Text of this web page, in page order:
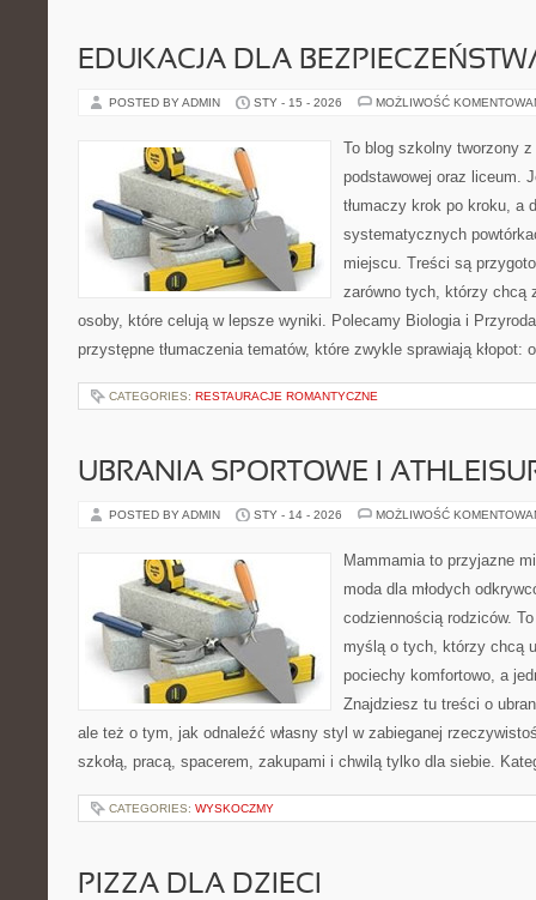
EDUKACJA DLA
POSTED BY ADMIN STY - 15 - 2026 MOŻLIWOŚĆ
To blog szkolny tworzony
podstawowej oraz liceum.
tłumaczy krok po kroku, a
systematycznych
miejscu. Treści są
zarówno tych, którzy chcą
osoby, które celują w lepsze wyniki. Polecamy Biologia i
przystępne tłumaczenia tematów, które zwykle sprawiają
CATEGORIES: RESTAURACJE ROMANTYCZNE
UBRANIA SPORTOWE I
POSTED BY ADMIN STY - 14 - 2026 MOŻLIWOŚĆ
Mammamia to przyjazne
moda dla młodych
codziennością rodziców.
myślą o tych, którzy chcą
pociechy komfortowo, a
Znajdziesz tu treści o
ale też o tym, jak odnaleźć własny styl w zabieganej
szkołą, pracą, spacerem, zakupami i chwilą tylko dla siebie.
CATEGORIES: WYSKOCZMY
PIZZA DLA DZIECI